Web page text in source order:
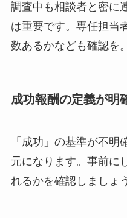
調査中も相談者と密に
は重要です。専任担当
数あるかなども確認を。
成功報酬の定義が明
「成功」の基準が不
元になります。事前に
れるかを確認しましょ